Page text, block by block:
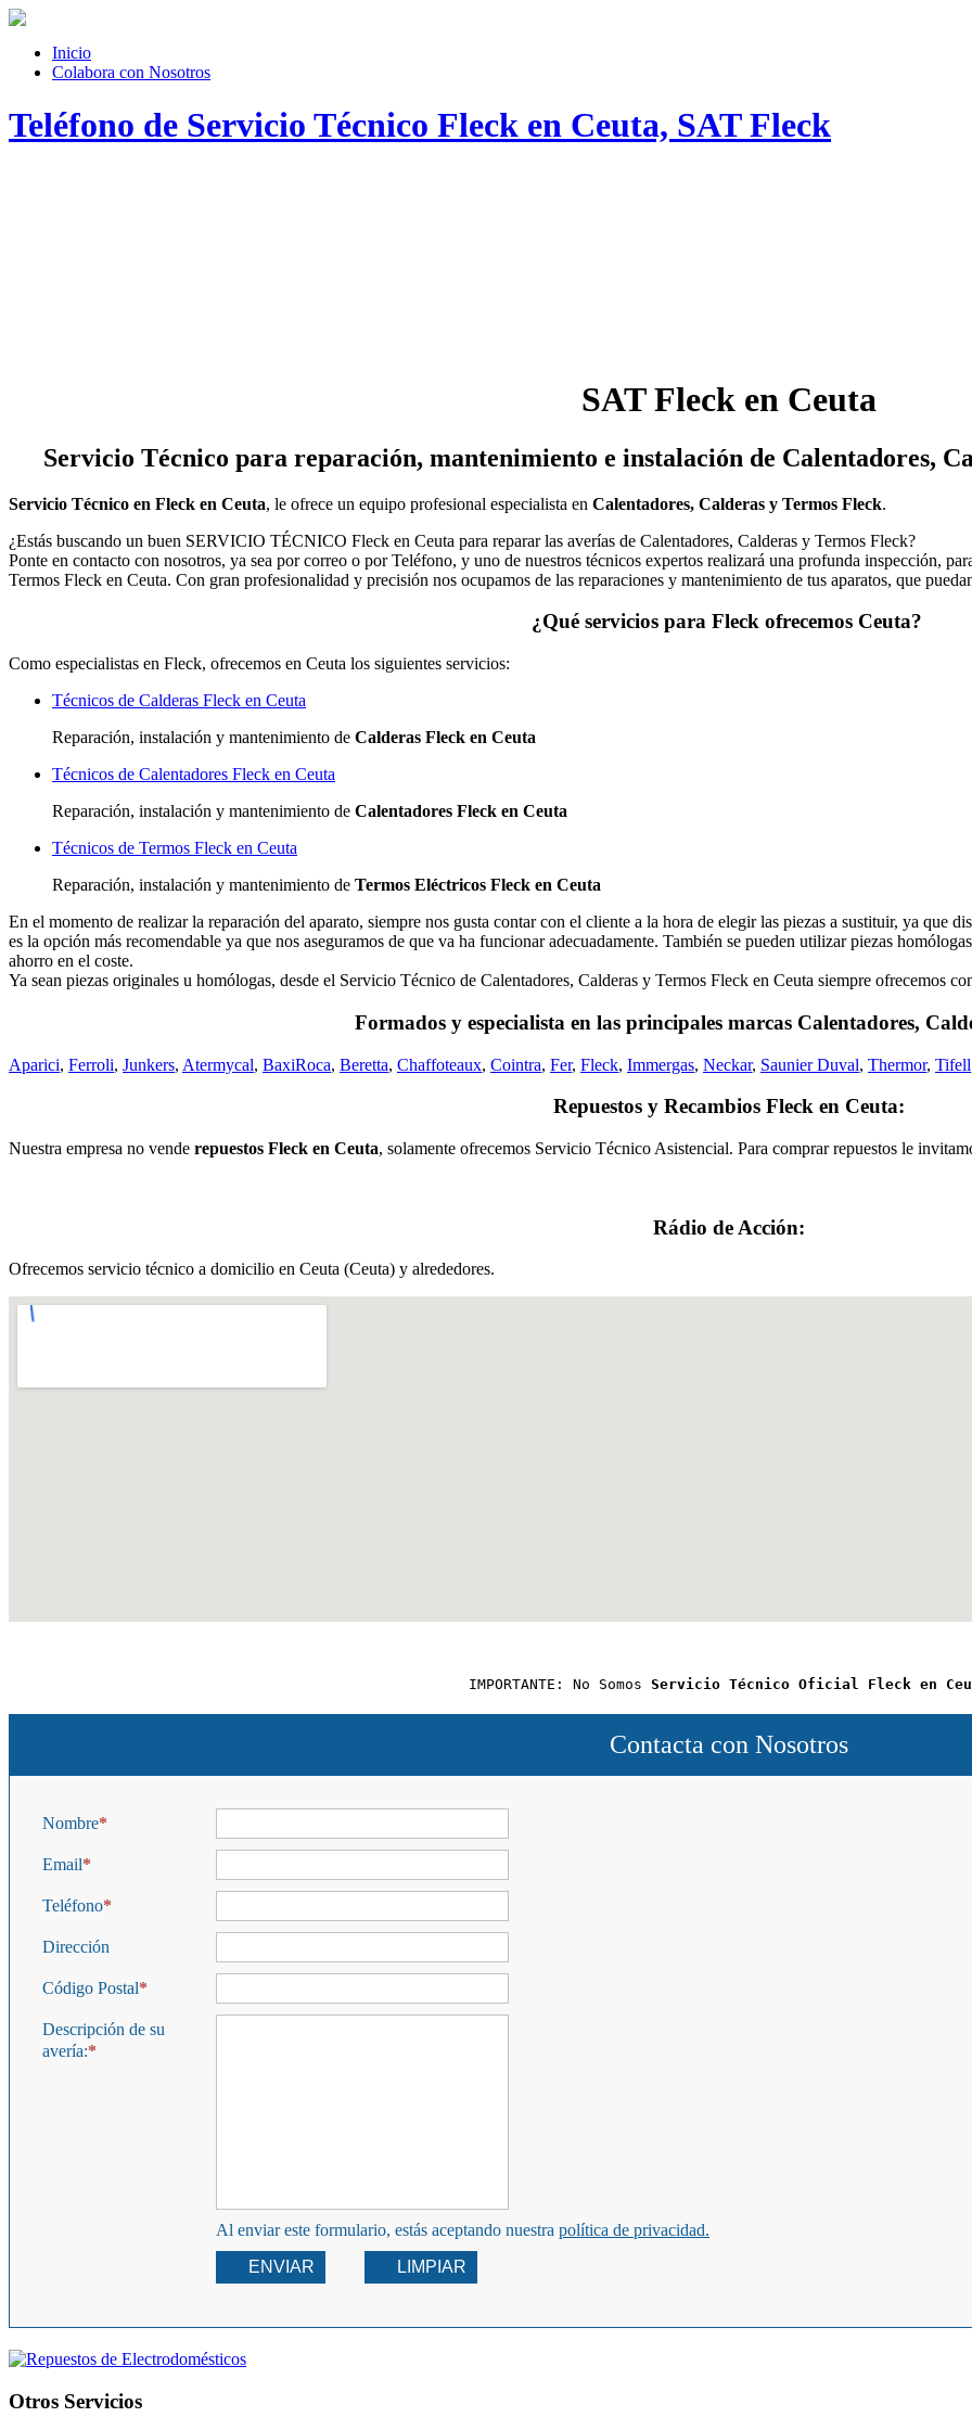
Inicio
Colabora con Nosotros
Teléfono de Servicio Técnico Fleck en Ceuta, SAT Fleck
SAT Fleck en Ceuta
Servicio Técnico para reparación, mantenimiento e instalación de Calentadores,
Servicio Técnico en Fleck en Ceuta, le ofrece un equipo profesional especialista en Calentadores, Calderas y Termos Fleck.
¿Estás buscando un buen SERVICIO TÉCNICO Fleck en Ceuta para reparar las averías de Calentadores, Calderas y Termos Fleck?
Ponte en contacto con nosotros, ya sea por correo o por Teléfono, y uno de nuestros técnicos expertos realizará una profunda inspección,
Termos Fleck en Ceuta. Con gran profesionalidad y precisión nos ocupamos de las reparaciones y mantenimiento de tus aparatos, que
¿Qué servicios para Fleck ofrecemos Ceuta?
Como especialistas en Fleck, ofrecemos en Ceuta los siguientes servicios:
Técnicos de Calderas Fleck en Ceuta
Reparación, instalación y mantenimiento de Calderas Fleck en Ceuta
Técnicos de Calentadores Fleck en Ceuta
Reparación, instalación y mantenimiento de Calentadores Fleck en Ceuta
Técnicos de Termos Fleck en Ceuta
Reparación, instalación y mantenimiento de Termos Eléctricos Fleck en Ceuta
En el momento de realizar la reparación del aparato, siempre nos gusta contar con el cliente a la hora de elegir las piezas a sustituir, ya que
es la opción más recomendable ya que nos aseguramos de que va ha funcionar adecuadamente. También se pueden utilizar piezas
ahorro en el coste.
Ya sean piezas originales u homólogas, desde el Servicio Técnico de Calentadores, Calderas y Termos Fleck en Ceuta siempre ofrecemos
Formados y especialista en las principales marcas Calentadores,
Aparici, Ferroli, Junkers, Atermycal, BaxiRoca, Beretta, Chaffoteaux, Cointra, Fer, Fleck, Immergas, Neckar, Saunier Duval, Thermor, Tifell
Repuestos y Recambios Fleck en Ceuta:
Nuestra empresa no vende repuestos Fleck en Ceuta, solamente ofrecemos Servicio Técnico Asistencial. Para comprar repuestos le
Rádio de Acción:
Ofrecemos servicio técnico a domicilio en Ceuta (Ceuta) y alrededores.
IMPORTANTE: No Somos Servicio Técnico Oficial Fleck en
Contacta con Nosotros
Nombre
Email
Teléfono
Dirección
Código Postal
Descripción de su
avería:
Al enviar este formulario, estás aceptando nuestra política de privacidad.
ENVIAR
LIMPIAR
Otros Servicios